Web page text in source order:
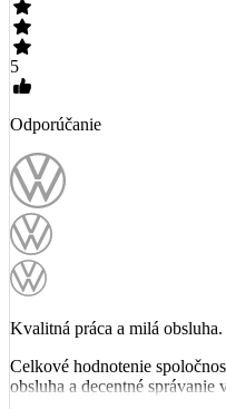
5
Odporúčanie
Kvalitná práca a milá obsluha.
Celkové hodnotenie
obsluha a decentné správanie